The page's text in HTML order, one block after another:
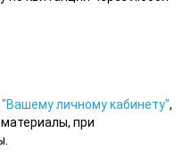
"Вашему личному кабинету",
при